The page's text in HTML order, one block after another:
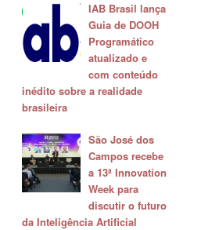
IAB Brasil lança
Guia de DOOH
Programático
atualizado e
com conteúdo
inédito sobre a realidade
brasileira
São José dos
Campos recebe
a 13ª Innovation
Week para
discutir o futuro
da Inteligência Artificial